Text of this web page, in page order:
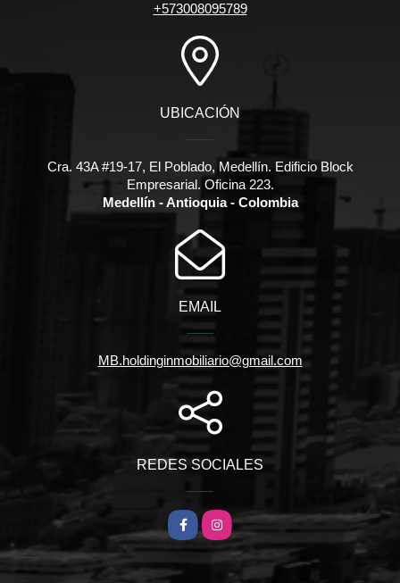
+573008095789
UBICACIÓN
Cra. 43A #19-17, El Poblado, Medellín. Edificio Block
Empresarial. Oficina 223.
Medellín - Antioquia - Colombia
EMAIL
MB.holdinginmobiliario@gmail.com
REDES SOCIALES
FacebookInstagram